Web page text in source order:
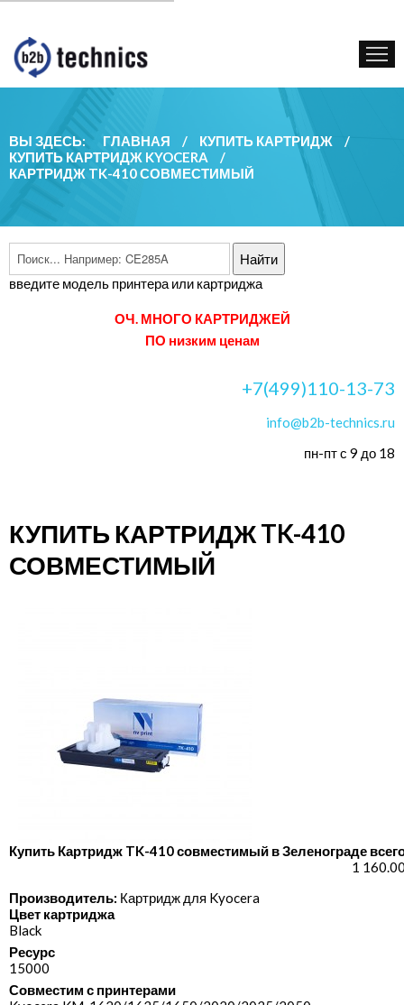
КУПИТЬ КАРТРИДЖ
ГОС. УЧРЕЖДЕНИЯМ
КОНТАКТЫ
ВЫ ЗДЕСЬ: ГЛАВНАЯ / КУПИТЬ КАРТРИДЖ
/
КУПИТЬ КАРТРИДЖ KYOCERA
/
КАРТРИДЖ TK-410 СОВМЕСТИМЫЙ
введите модель принтера или картриджа
ОЧ. МНОГО КАРТРИДЖЕЙ
ПО низким ценам
+7(499)110-13-73
info@b2b-technics.ru
пн-пт с 9 до 18
КУПИТЬ КАРТРИДЖ TK-410
СОВМЕСТИМЫЙ
Купить Картридж TK-410 совместимый в Зеленограде
1
Производитель: Картридж для Kyocera
Цвет картриджа
Black
Ресурс
15000
Совместим с принтерами